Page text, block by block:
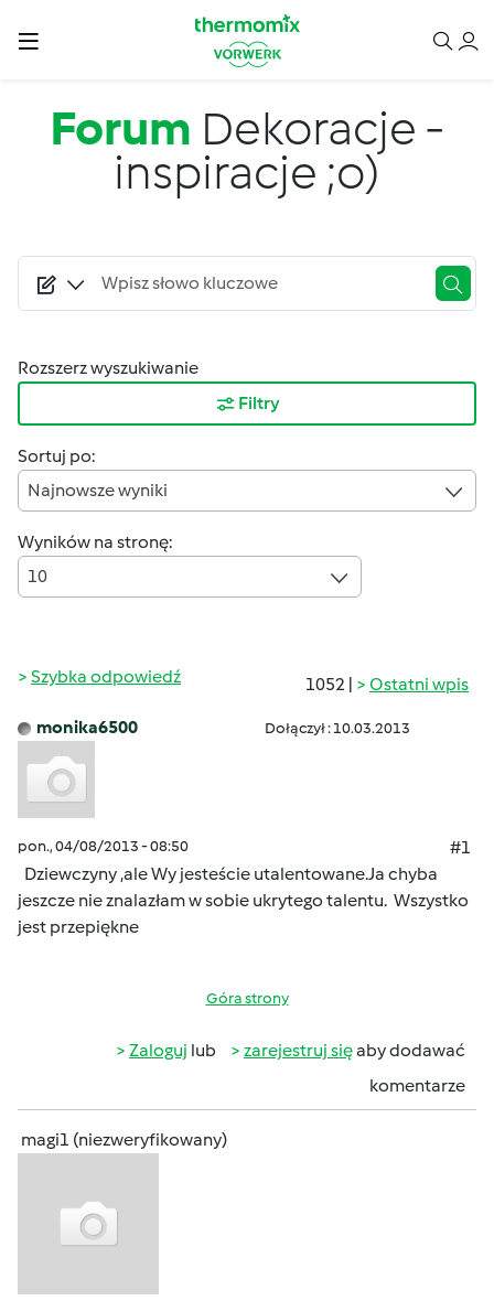
Forum Dekoracje -
inspiracje ;o)
Rozszerz wyszukiwanie
Filtry
Sortuj po:
Najnowsze wyniki
Wyników na stronę:
10
1052 | Ostatni wpis
Szybka odpowiedź
monika6500 Dołączył : 10.03.2013
pon., 04/08/2013 - 08:50
#1
Dziewczyny ,ale Wy jesteście utalentowane.Ja chyba
jeszcze nie znalazłam w sobie ukrytego talentu. Wszystko
jest przepiękne
Góra strony
Zaloguj lub zarejestruj sięaby dodawać
komentarze
magi1 (niezweryfikowany)